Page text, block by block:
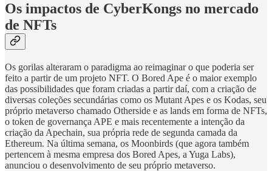
Os impactos de CyberKongs no mercado
de NFTs
Os gorilas alteraram o paradigma ao reimaginar o que poderia ser
feito a partir de um projeto NFT. O Bored Ape é o maior exemplo
das possibilidades que foram criadas a partir daí, com a criação de
diversas coleções secundárias como os Mutant Apes e os Kodas, seu
próprio metaverso chamado Otherside e as lands em forma de NFTs,
o token de governança APE e mais recentemente a intenção da
criação da Apechain, sua própria rede de segunda camada da
Ethereum. Na última semana, os Moonbirds (que agora também
pertencem à mesma empresa dos Bored Apes, a Yuga Labs),
anunciou o desenvolvimento de seu próprio metaverso.